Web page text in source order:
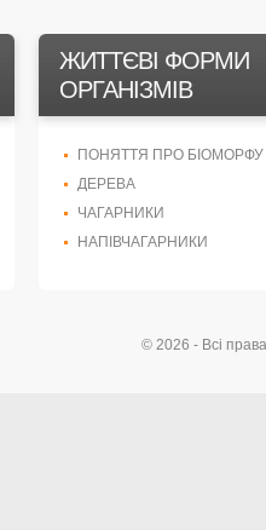
ЖИТТЄВІ ФОРМИ
ОРГАНІЗМІВ
ПОНЯТТЯ ПРО БІОМОРФУ
ДЕРЕВА
ЧАГАРНИКИ
НАПІВЧАГАРНИКИ
© 2026 - Всі